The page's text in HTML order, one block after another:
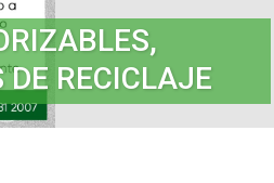
DE RECICLAJE